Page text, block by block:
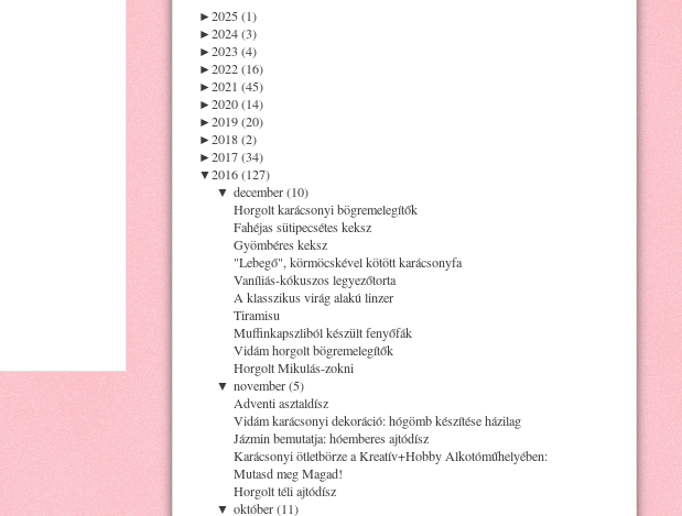
►2025 (1)
►2024 (3)
►2023 (4)
►2022 (16)
►2021 (45)
►2020 (14)
►2019 (20)
►2018 (2)
►2017 (34)
▼2016 (127)
▼ december (10)
Horgolt karácsonyi bögremelegítők
Fahéjas sütipecsétes keksz
Gyömbéres keksz
"Lebegő", körmöcskével kötött karácsonyfa
Vaníliás-kókuszos legyezőtorta
A klasszikus virág alakú linzer
Tiramisu
Muffinkapszliból készült fenyőfák
Vidám horgolt bögremelegítők
Horgolt Mikulás-zokni
▼ november (5)
Adventi asztaldísz
Vidám karácsonyi dekoráció: hógömb készítése házilag
Jázmin bemutatja: hóemberes ajtódísz
Karácsonyi ötletbörze a Kreatív+Hobby Alkotóműhelyében:
Mutasd meg Magad!
Horgolt téli ajtódísz
▼ október (11)